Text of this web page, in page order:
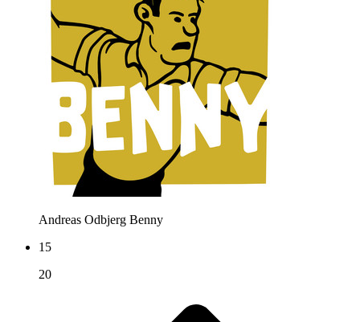
Andreas Odbjerg Benny
15
20